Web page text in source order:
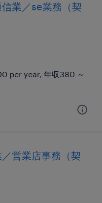
信業／se業務（契
per year, 年収380 ～
／営業店事務（契